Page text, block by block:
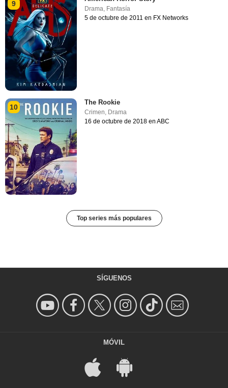
9
Drama, Fantasía
5 de octubre de 2011 en FX Networks
10
The Rookie
Crimen, Drama
16 de octubre de 2018 en ABC
Top series más populares
SÍGUENOS
MÓVIL